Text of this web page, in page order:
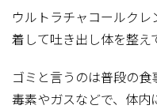
ウルトラチャコールク
着して吐き出し体を整え
ゴミと言うのは普段の
毒素やガスなどで、体